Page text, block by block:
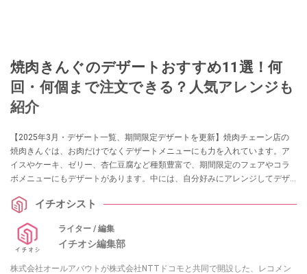
焼肉きんぐのデザートおすすめ11選！何
回・何個まで注文できる？人気アレンジも
紹介
【2025年3月・デザート一覧、期間限定デザートを更新】焼肉チェーン店の
焼肉きんぐは、お肉だけでなくデザートメニューにも力を入れています。ア
イスやケーキ、ゼリー、杏仁豆腐など種類豊富で、期間限定のフェアやコラ
ボメニューにもデザートがあります。中には、自分好みにアレンジしてデザ
ューを徹底調査！ 「食べ放題では何回・何個まで注文できる？」「カロリー
イチオシスト
ライター / 編集
イチオシ編集部
株式会社オールアバウトが株式会社NTTドコモと共同で開設した、レコメン